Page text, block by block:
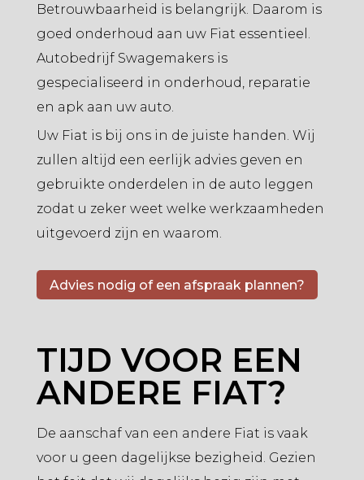
Betrouwbaarheid is belangrijk. Daarom is
goed onderhoud aan uw Fiat essentieel.
Autobedrijf Swagemakers is
gespecialiseerd in onderhoud, reparatie
en apk aan uw auto.
Uw Fiat is bij ons in de juiste handen. Wij
zullen altijd een eerlijk advies geven en
gebruikte onderdelen in de auto leggen
zodat u zeker weet welke werkzaamheden
uitgevoerd zijn en waarom.
Advies nodig of een afspraak plannen?
TIJD VOOR EEN
ANDERE FIAT?
De aanschaf van een andere Fiat is vaak
voor u geen dagelijkse bezigheid. Gezien